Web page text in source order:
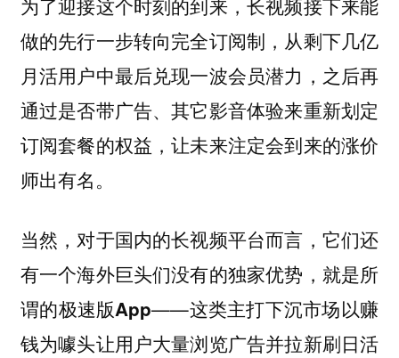
为了迎接这个时刻的到来，长视频接下来能
做的先行一步转向完全订阅制，从剩下几亿
月活用户中最后兑现一波会员潜力，之后再
通过是否带广告、其它影音体验来重新划定
订阅套餐的权益，让未来注定会到来的涨价
师出有名。
当然，对于国内的长视频平台而言，它们还
有一个海外巨头们没有的独家优势， 就是所
谓的极速版App——这类主打下沉市场以赚
钱为噱头让用户大量浏览广告并拉新刷日活